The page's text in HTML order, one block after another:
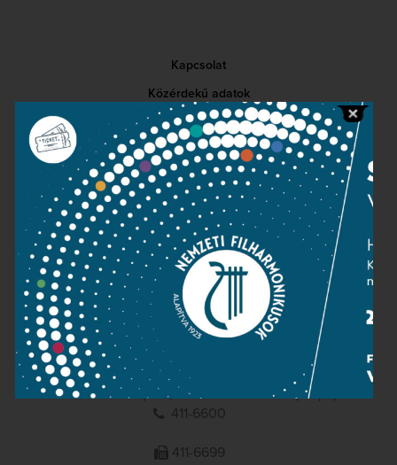
Kapcsolat
Közérdekű adatok
Sajtószoba
Adatvédelem
Impresszum
NEMZETI
FILHARMONIKUSOK
1095 Budapest, Komor Marcell u. 1. (Müpa)
411-6600
411-6699